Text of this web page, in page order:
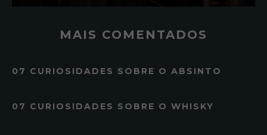
MAIS COMENTADOS
07 CURIOSIDADES SOBRE O ABSINTO
07 CURIOSIDADES SOBRE O WHISKY